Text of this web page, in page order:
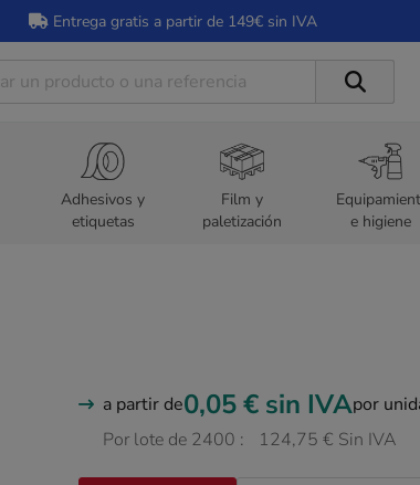
Entrega gratis a partir de 149€ sin IVA
Adhesivos y
etiquetas
Film y
paletización
e higiene
a partir de0,05 € sin IVApor
Por lote de 2400 :
124,75 € Sin IVA